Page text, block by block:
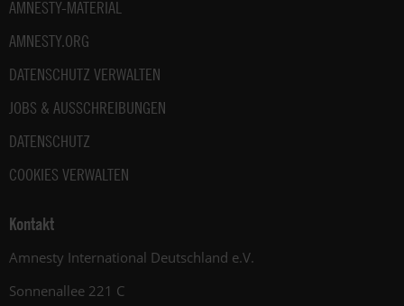
AMNESTY-MATERIAL
AMNESTY.ORG
DATENSCHUTZ VERWALTEN
JOBS & AUSSCHREIBUNGEN
DATENSCHUTZ
COOKIES VERWALTEN
Kontakt
Amnesty International Deutschland e.V.
Sonnenallee 221 C